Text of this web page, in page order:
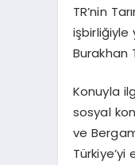
TR’nin
işbirliğiyle
Burakhan
Konuyla
sosyal
ve